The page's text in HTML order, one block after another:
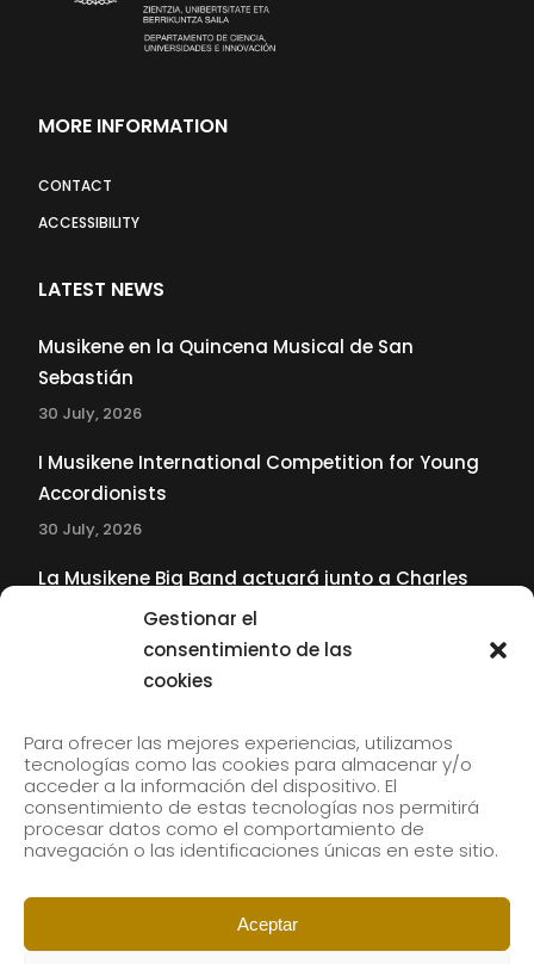
Gestionar el
consentimiento de las
cookies
Para ofrecer las mejores experiencias, utilizamos
tecnologías como las cookies para almacenar y/o
acceder a la información del dispositivo. El
consentimiento de estas tecnologías nos permitirá
procesar datos como el comportamiento de
navegación o las identificaciones únicas en este sitio.
Aceptar
MORE INFORMATION
CONTACT
ACCESSIBILITY
LATEST NEWS
Musikene en la Quincena Musical de San
Sebastián
30 July, 2026
I Musikene International Competition for Young
Accordionists
30 July, 2026
La Musikene Big Band actuará junto a Charles
Tolliver en el 61 Jazzaldia
Subscribe to our newsletter to receive our news by
email.